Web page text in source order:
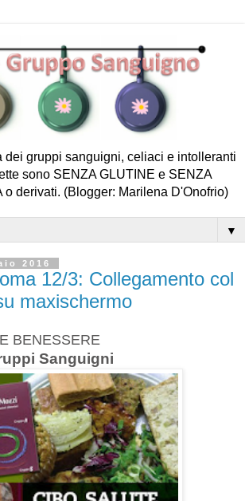
dei gruppi sanguigni, celiaci e intolleranti
sono SENZA GLUTINE e SENZA
o derivati. (Blogger: Marilena D'Onofrio)
▼
2016
12/3: Collegamento col
maxischermo
BENESSERE
Sanguigni